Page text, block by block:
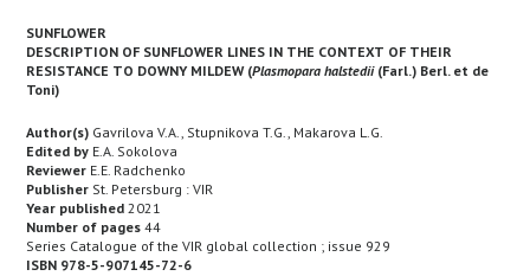
SUNFLOWER
DESCRIPTION OF SUNFLOWER LINES IN THE CONTEXT OF THEIR
RESISTANCE TO DOWNY MILDEW (Plasmopara halstedii(Farl.) Berl. еt de
Toni)
Author(s) Gavrilova V.A., Stupnikova T.G., Makarova L.G.
Edited by E.A. Sokolova
Reviewer E.E. Radchenko
Publisher St. Petersburg : VIR
Year published 2021
Number of pages 44
Series Catalogue of the VIR global collection ; issue 929
ISBN 978-5-907145-72-6